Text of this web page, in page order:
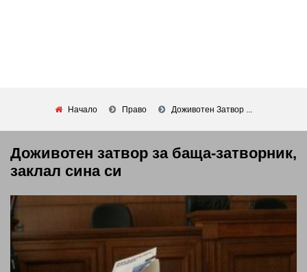
Начало Право Доживотен Затвор ...
Доживотен затвор за баща-затворник,
заклал сина си